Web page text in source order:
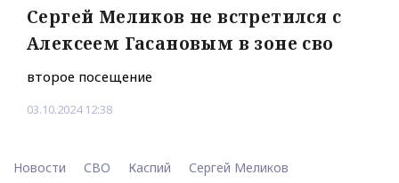
Сергей Меликов не встретился с
Алексеем Гасановым в зоне сво
второе посещение
03.10.2024 12:38
Новости СВО Каспий Сергей Меликов